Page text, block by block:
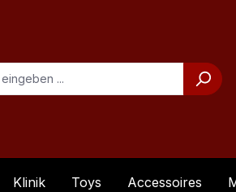
Klinik Toys Accessoires